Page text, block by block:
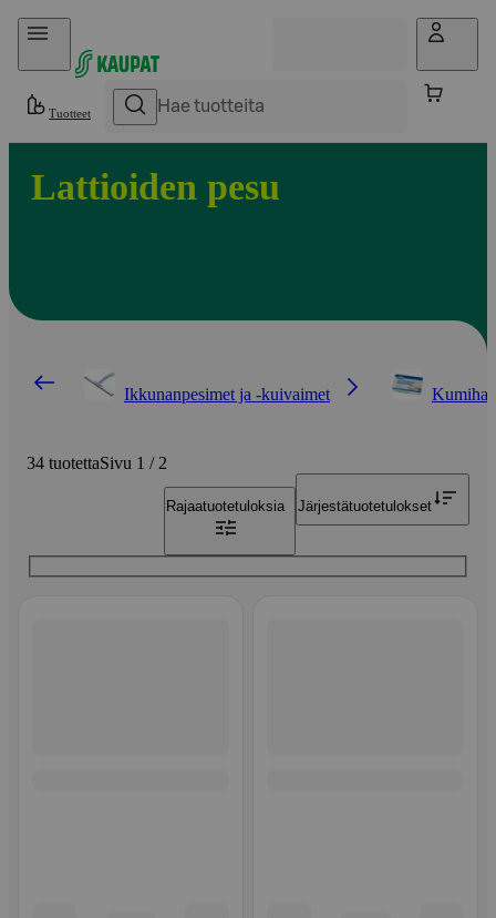
Hyppää sisältöön
Tuotteet
Lattioiden pesu
Ikkunanpesimet ja -kuivaimet
34 tuotettaSivu 1 / 2
Rajaatuotetuloksia Järjestätuotetulokset